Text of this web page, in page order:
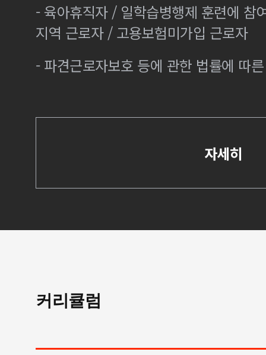
- 육아휴직자 / 일학습병행제 훈련에 참
지역 근로자 / 고용보험미가입 근로자
- 파견근로자보호 등에 관한 법률에 따
자세히
커리큘럼